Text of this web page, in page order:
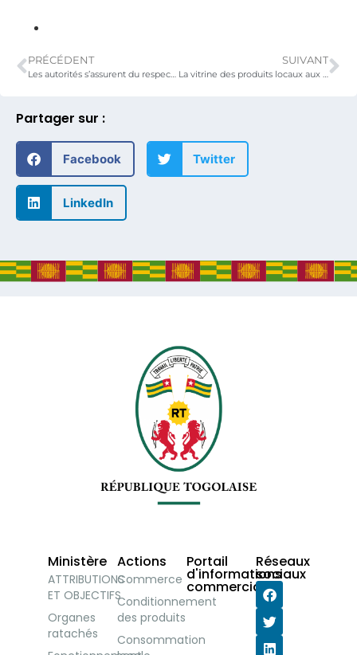
Partager sur :
Facebook Twitter
LinkedIn
PRÉCÉDENT
Les autorités s’assurent du respect de la politique environnementale par la SNB.
SUIVANT
La vitrine des produits locaux aux portes du ministère du commerce
Ministère
ATTRIBUTIONS
ET OBJECTIFS
Organes
ratachés
Actions
Commerce
Conditionnement
des produits
Consommation
Portail
d'informations
commerciales
Réseaux
sociaux